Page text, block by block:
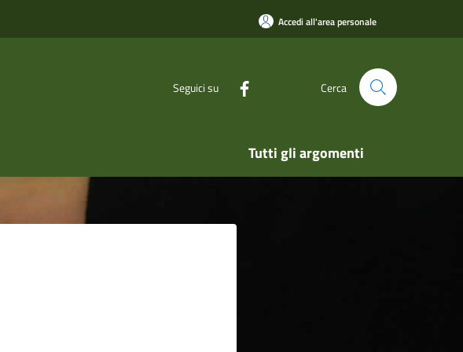
Accedi all'area personale
Seguici su Cerca
Tutti gli argomenti